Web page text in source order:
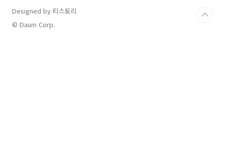
부 조회방법아래 방법으로 현재 본인이 수급자인
지 직접 조회할 수 있습니다.복지로 홈페이지 접
속 → https://www.bokjiro.go.kr로그인
Designed by 티스토리
© Daum Corp.